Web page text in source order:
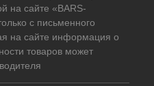
на сайте «BARS-
с письменного
на сайте информация о
товаров может